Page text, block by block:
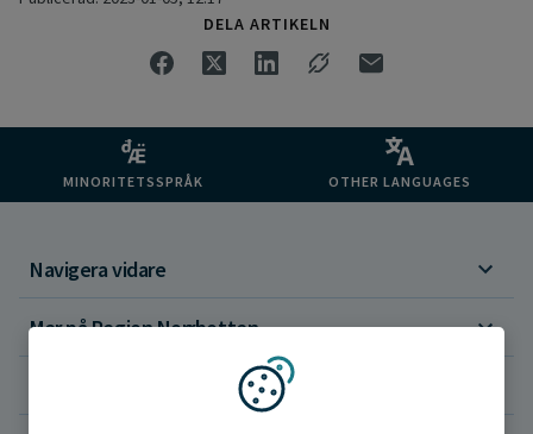
DELA ARTIKELN
MINORITETSSPRÅK OTHER LANGUAGES
Navigera vidare
Mer på Region Norrbotten
Vi använder kakor